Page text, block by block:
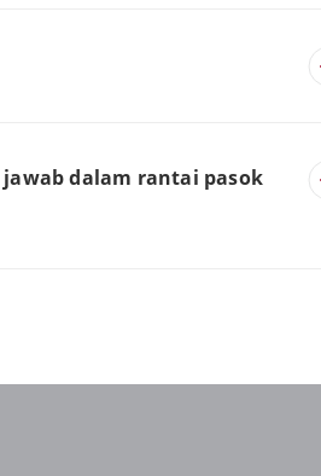
dalam rantai pasok